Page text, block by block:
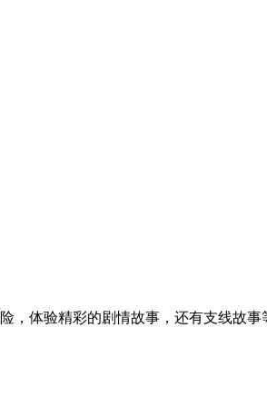
体验精彩的剧情故事，还有支线故事